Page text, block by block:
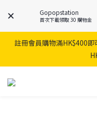
Gopopstation
首次下載領取 30 購物金
註冊會員購物滿HK$400